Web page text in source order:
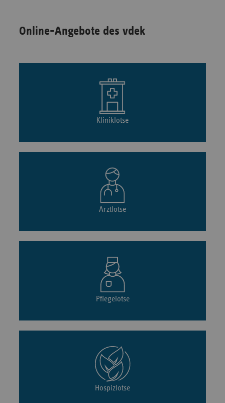
Online-Angebote des vdek
Kliniklotse
Arztlotse
Pflegelotse
Hospizlotse